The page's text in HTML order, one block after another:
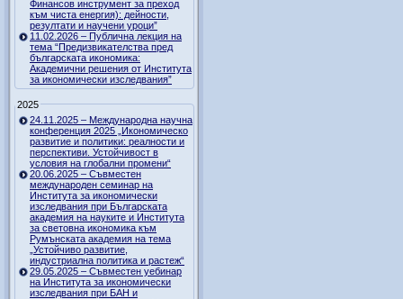
Финансов инструмент за преход
към чиста енергия): дейности,
резултати и научени уроци”
11.02.2026 – Публична лекция на
тема “Предизвикателства пред
българската икономика:
Академични решения от Института
за икономически изследвания”
2025
24.11.2025 – Международна научна
конференция 2025 „Икономическо
развитие и политики: реалности и
перспективи. Устойчивост в
условия на глобални промени“
20.06.2025 – Съвместен
международен семинар на
Института за икономически
изследвания при Българската
академия на науките и Института
за световна икономика към
Румънската академия на тема
„Устойчиво развитие,
индустриална политика и растеж“
29.05.2025 – Съвместен уебинар
на Института за икономически
изследвания при БАН и